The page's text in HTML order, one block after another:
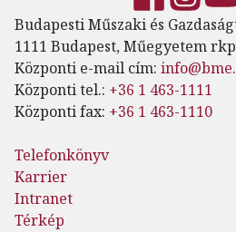
Budapesti Műszaki és
1111 Budapest, Műegyetem
Központi e-mail cím:
Központi tel.: +36 1 463-1111
Központi fax: +36 1 463-1110
Telefonkönyv
Karrier
Intranet
Térkép